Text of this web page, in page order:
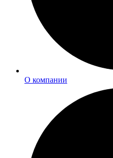
О компании